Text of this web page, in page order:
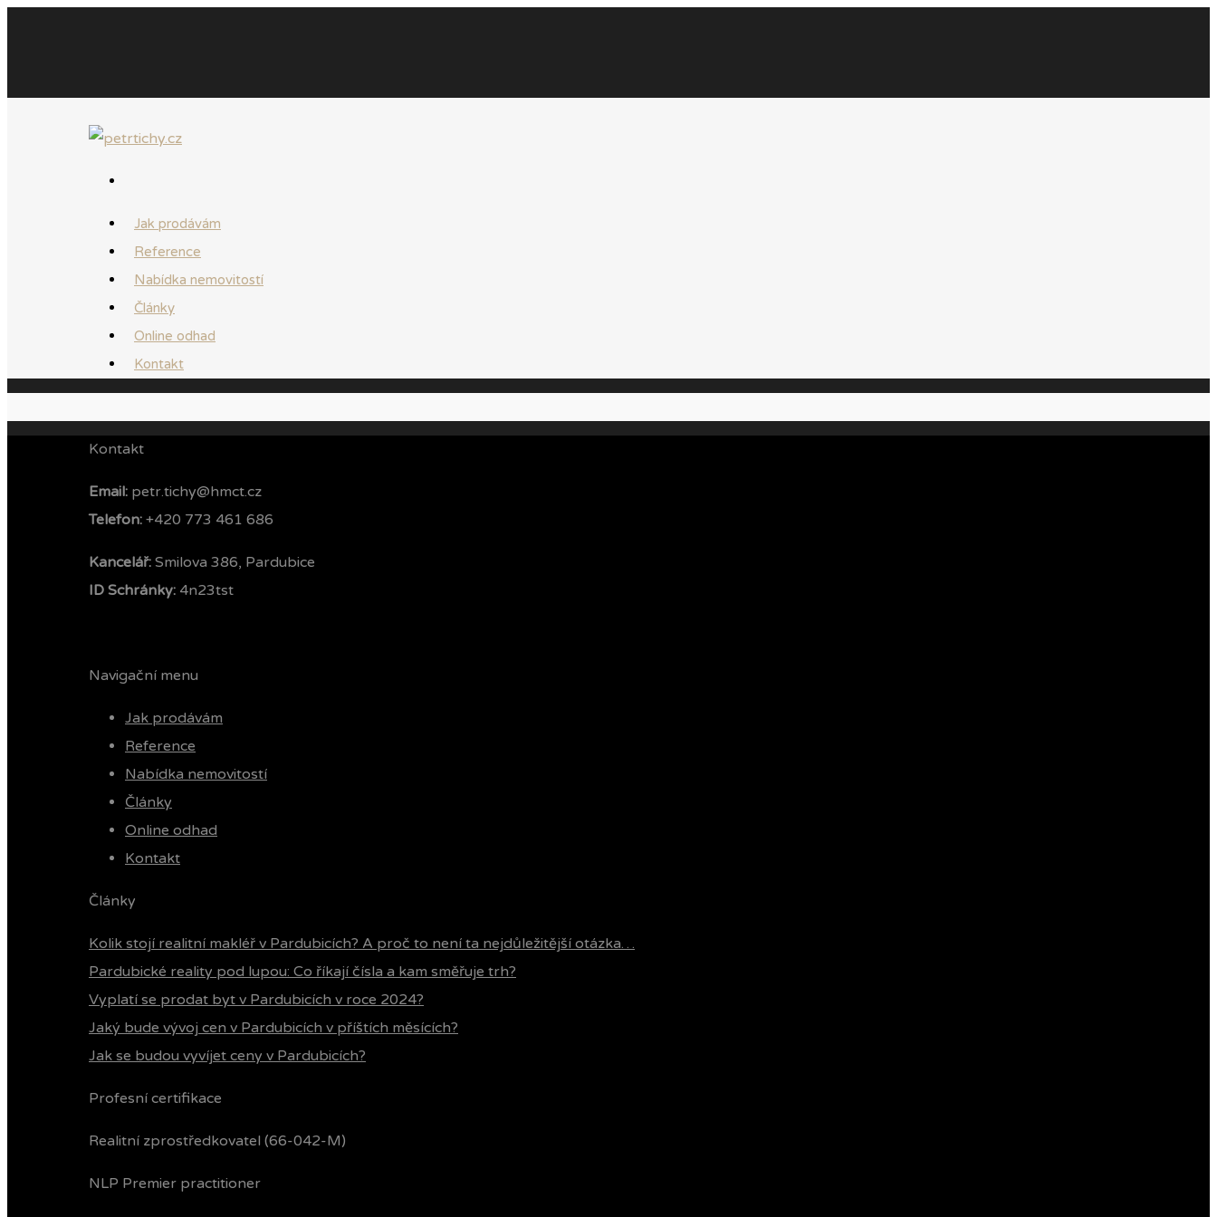
Jak prodávám
Reference
Nabídka nemovitostí
Články
Online odhad
Kontakt
Kontakt
Email: petr.tichy@hmct.cz
Telefon: ‭ +420 773 461 686‬
Kancelář: Smilova 386, Pardubice
ID Schránky: 4n23tst
Navigační menu
Jak prodávám
Reference
Nabídka nemovitostí
Články
Online odhad
Kontakt
Články
Kolik stojí realitní makléř v Pardubicích? A proč to není ta nejdůležitější otázka…
Pardubické reality pod lupou: Co říkají čísla a kam směřuje trh?
Vyplatí se prodat byt v Pardubicích v roce 2024?
Jaký bude vývoj cen v Pardubicích v příštích měsících?
Jak se budou vyvíjet ceny v Pardubicích?
Profesní certifikace
Realitní zprostředkovatel (66-042-M)
NLP Premier practitioner